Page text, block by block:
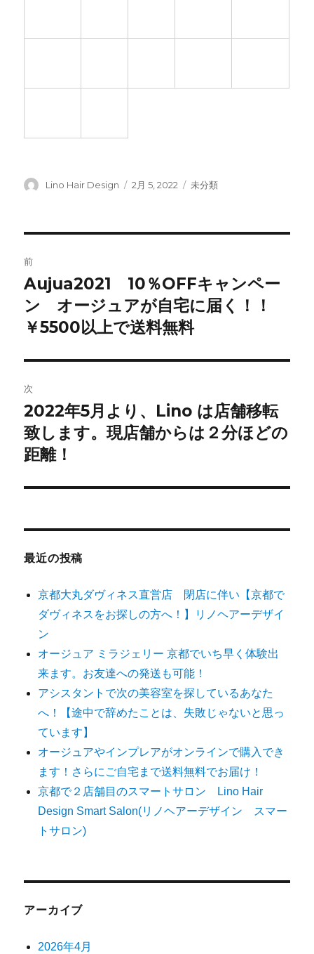
投
Lino Hair Design
投
2月 5, 2022
カ
リ
未分類
稿
ナ
ビ
ゲ
ー
シ
ョ
ン
前
前
の
投
Aujua2021 10％OFFキャンペー
ン オージュアが自宅に届く！！
￥5500以上で送料無料
次
次
の
投
2022年5月より、Lino は店舗移転
致します。現店舗からは２分ほどの
距離！
最近の投稿
京都大丸ダヴィネス直営店 閉店に伴い【京都で
ダヴィネスをお探しの方へ！】リノヘアーデザイ
ン
オージュア ミラジェリー 京都でいち早く体験出
来ます。お友達への発送も可能！
アシスタントで次の美容室を探しているあなた
へ！【途中で辞めたことは、失敗じゃないと思っ
ています】
オージュアやインプレアがオンラインで購入でき
ます！さらにご自宅まで送料無料でお届け！
京都で２店舗目のスマートサロン Lino Hair
Design Smart Salon(リノヘアーデザイン スマー
トサロン)
アーカイブ
2026年4月